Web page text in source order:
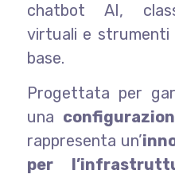
chatbot AI,
virtuali e strumenti
base.
Progettata per
una
rappresenta un’
per